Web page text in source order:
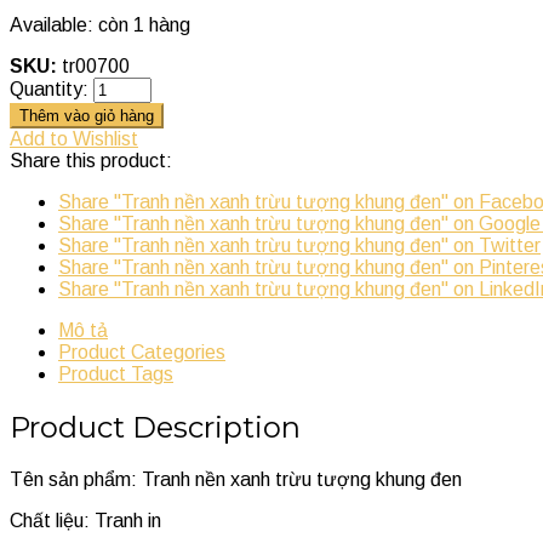
Available: còn 1 hàng
SKU: tr00700
Quantity:
Thêm vào giỏ hàng
Add to Wishlist
Share this product:
Share "Tranh nền xanh trừu tượng khung đen" on
Share "Tranh nền xanh trừu tượng khung đen" on Google
Share "Tranh nền xanh trừu tượng khung đen" on Twitter
Share "Tranh nền xanh trừu tượng khung đen" on
Share "Tranh nền xanh trừu tượng khung đen" on
Mô tả
Product Categories
Product Tags
Product Description
Tên sản phẩm: Tranh nền xanh trừu tượng khung đen
Chất liệu: Tranh in